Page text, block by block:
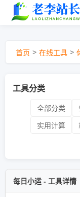
首页 > 在线工具 >
工具分类
全部分类
实用计算
每日小运 - 工具详情